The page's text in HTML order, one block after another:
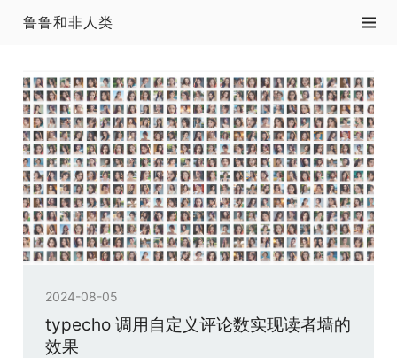
鲁鲁和非人类
2024-08-05
typecho 调用自定义评论数实现读者墙的
效果